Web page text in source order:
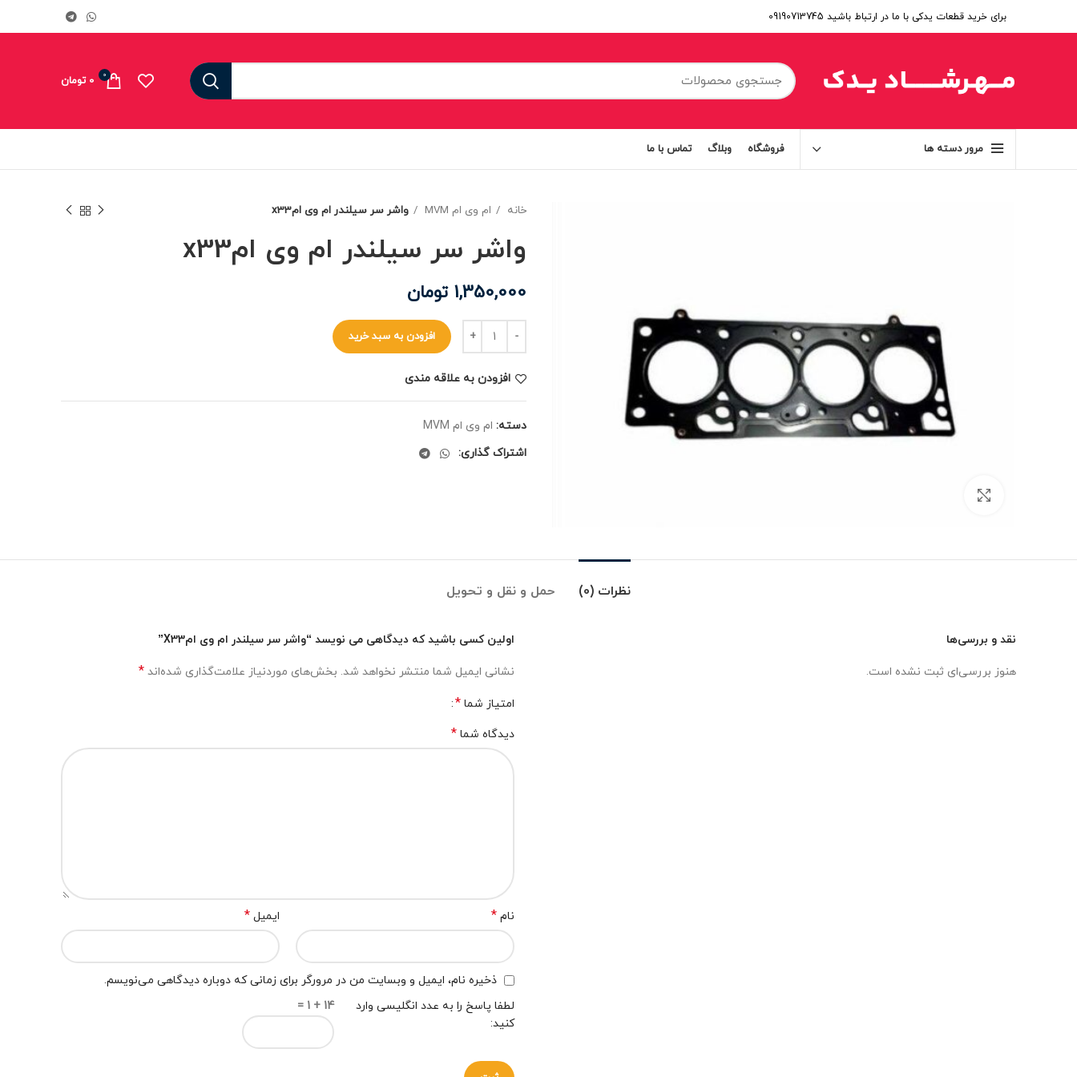
برای خرید قطعات یدکی با ما در ارتباط باشید 09190713745
0
0 تومان
مرور دسته ها فروشگاه وبلاگ تماس با ما
خانه ام وی ام MVM واشر سر سیلندر ام وی امx33
واشر سر سیلندر ام وی امx33
1,350,000 تومان
افزودن به سبد خرید
افزودن به علاقه مندی
دسته: ام وی ام MVM
اشتراک گذاری:
نظرات (0) حمل و نقل و تحویل
نقد و بررسی‌ها
هنوز بررسی‌ای ثبت نشده است.
اولین کسی باشید که دیدگاهی می نویسد “واشر سر سیلندر ام وی امX33”
نشانی ایمیل شما منتشر نخواهد شد. بخش‌های موردنیاز علامت‌گذاری شده‌اند *
امتیاز شما *
دیدگاه شما *
نام * ایمیل *
ذخیره نام، ایمیل و وبسایت من در مرورگر برای زمانی که دوباره دیدگاهی می‌نویسم.
لطفا پاسخ را به عدد انگلیسی وارد
کنید:
14 + 1 =